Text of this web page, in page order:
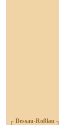
┌ Dessau-Roßlau ┐